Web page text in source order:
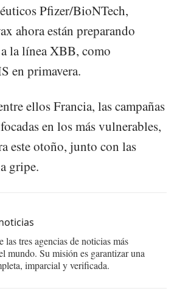
Pfizer/BioNTech,
ahora están preparando
la línea XBB, como
en primavera.
ellos Francia, las campañas
en los más vulnerables,
este otoño, junto con las
gripe.
las tres agencias de noticias más
mundo. Su misión es garantizar una
imparcial y verificada.